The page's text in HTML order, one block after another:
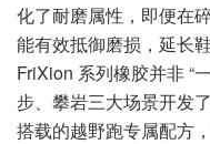
化了耐磨属性，即便在
能有效抵御磨损，延长
FriXion 系列橡胶并非 “
步、攀岩三大场景开发
搭载的越野跑专属配方